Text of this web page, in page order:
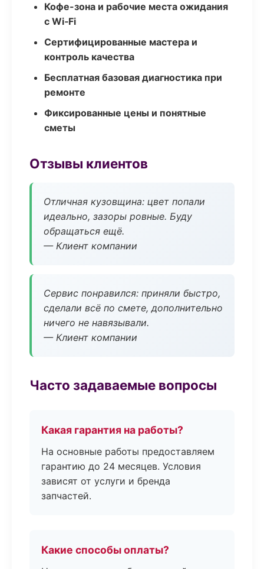
Кофе-зона и рабочие места ожидания
с Wi‑Fi
Сертифицированные мастера и
контроль качества
Бесплатная базовая диагностика при
ремонте
Фиксированные цены и понятные
сметы
Отзывы клиентов
Отличная кузовщина: цвет попали
идеально, зазоры ровные. Буду
обращаться ещё.
— Клиент компании
Сервис понравился: приняли быстро,
сделали всё по смете, дополнительно
ничего не навязывали.
— Клиент компании
Часто задаваемые вопросы
Какая гарантия на работы?
На основные работы предоставляем
гарантию до 24 месяцев. Условия
зависят от услуги и бренда
запчастей.
Какие способы оплаты?